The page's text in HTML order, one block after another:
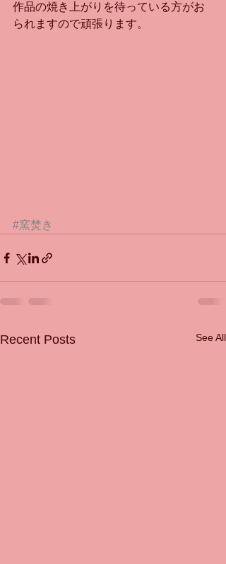
作品の焼き上がりを待っている方がお
られますので頑張ります。
#窯焚き
Recent Posts See All